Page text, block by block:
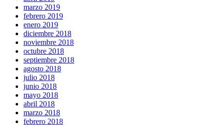
marzo 2019
febrero 2019
enero 2019
diciembre 2018
noviembre 2018
octubre 2018
septiembre 2018
agosto 2018
julio 2018
junio 2018
mayo 2018
abril 2018
marzo 2018
febrero 2018